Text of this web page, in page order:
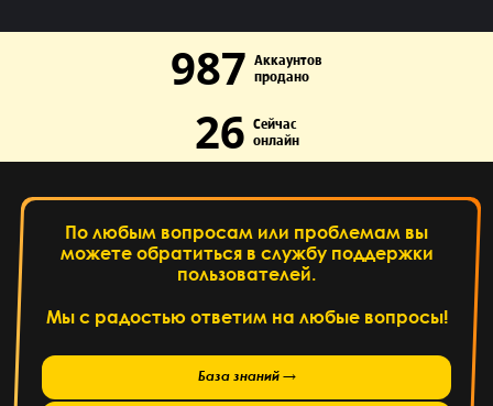
987 Аккаунтов
продано
26 Сейчас
онлайн
По любым вопросам или проблемам вы
можете обратиться в службу поддержки
пользователей.
Мы с радостью ответим на любые вопросы!
База знаний →